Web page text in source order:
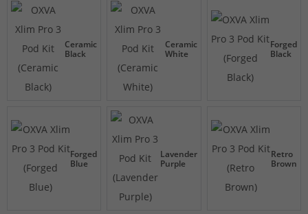
Ceramic
Black
Ceramic
White
Forged
Black
Forged
Blue
Lavender
Purple
Retro
Brown